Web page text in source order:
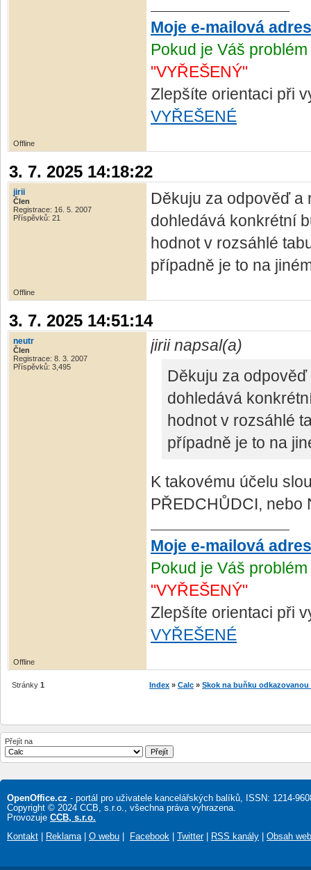
Moje e-mailová
Pokud je Váš
"VYŘEŠENÝ"
Zlepšíte orientaci při
VYŘEŠENÉ
Offline
3. 7. 2025 14:18:22
jirii
Člen
Registrace: 16. 5. 2007
Příspěvků: 21
Děkuju za odpověď a
dohledává konkrétní
hodnot v rozsáhlé
případně je to na
Offline
3. 7. 2025 14:51:14
neutr
Člen
Registrace: 8. 3. 2007
Příspěvků: 3,495
jirii napsal(a)
Děkuju za
dohledává
hodnot v rozsáhlé
případně je to na
K takovému účelu
PŘEDCHŮDCI, nebo
Moje e-mailová
Pokud je Váš
"VYŘEŠENÝ"
Zlepšíte orientaci při
VYŘEŠENÉ
Offline
Stránky 1 Index » Calc » Skok na buňku odkazovanou
Přejít na
OpenOffice.cz - portál pro uživatele kancelářských balíků, ISSN: 1214-
Copyright © 2024 CCB, s.r.o., všechna práva vyhrazena.
Provozuje CCB, s.r.o.
Kontakt
Reklama| O webu Facebook Twitter| RSS kanály Obsah